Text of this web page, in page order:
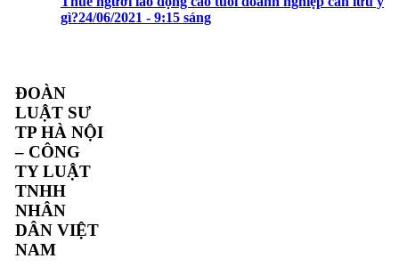
gì?24/06/2021 - 9:15 sáng
ĐOÀN
LUẬT SƯ
TP HÀ NỘI
– CÔNG
TY LUẬT
TNHH
NHÂN
DÂN VIỆT
NAM